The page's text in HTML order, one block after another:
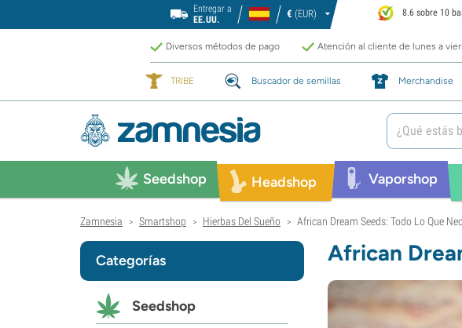
Entregar a
EE.UU.
€ (EUR) 8.6 sobre 10
Diversos métodos de pago Atención al cliente de lunes a
TRIBE Buscador de semillas Merchandise
Seedshop Headshop Vaporshop
Zamnesia > Smartshop > Hierbas Del Sueño > African Dream Seeds: Todo Lo Que
African
Categorías
Seedshop